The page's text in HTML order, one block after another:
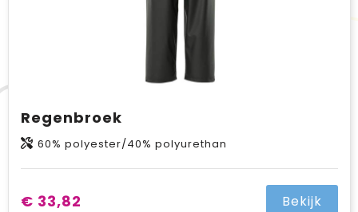
Regenbroek
60% polyester/40% polyurethan
€ 33,82 Bekijk